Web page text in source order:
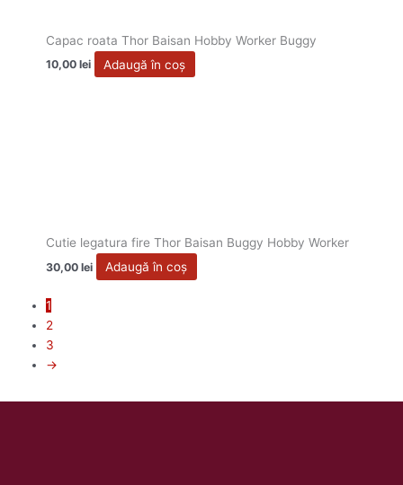
Capac roata Thor Baisan Hobby Worker Buggy
10,00lei Adaugă în coș
Cutie legatura fire Thor Baisan Buggy Hobby Worker
30,00lei Adaugă în coș
1
2
3
→